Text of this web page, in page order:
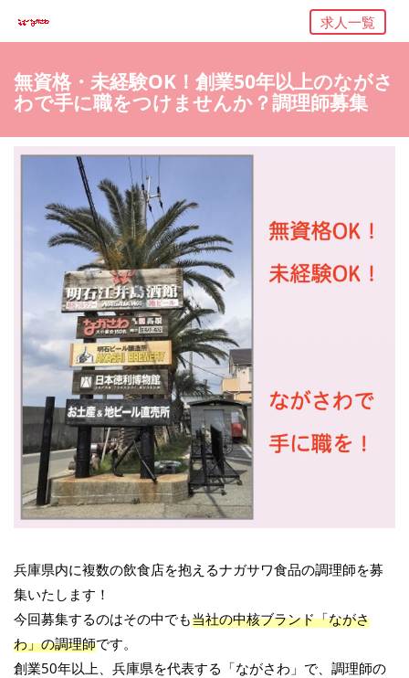
求人一覧
無資格・未経験OK！創業50年以上のながさ
わで手に職をつけませんか？調理師募集
兵庫県内に複数の飲食店を抱えるナガサワ食品の調理師を募
集いたします！
今回募集するのはその中でも当社の中核ブランド「ながさ
わ」の調理師です。
創業50年以上、兵庫県を代表する「ながさわ」で、調理師の